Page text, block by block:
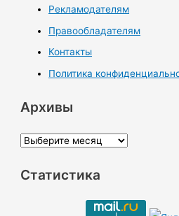
Рекламодателям
Правообладателям
Контакты
Политика
Архивы
А
х
Статистика